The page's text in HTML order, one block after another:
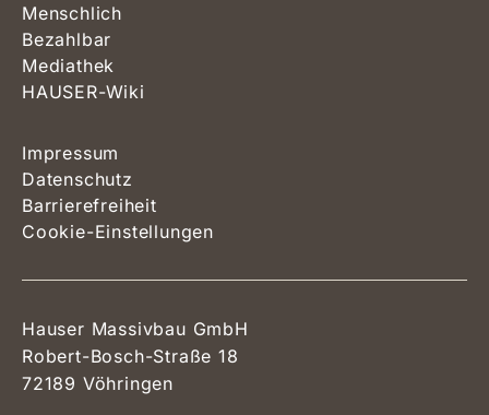
Menschlich
Bezahlbar
Mediathek
HAUSER-Wiki
Impressum
Datenschutz
Barrierefreiheit
Cookie-Einstellungen
Hauser Massivbau GmbH
Robert-Bosch-Straße 18
72189 Vöhringen